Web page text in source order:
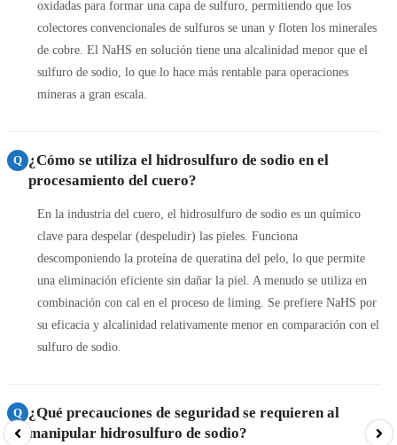
oxidadas para formar una capa de sulfuro, permitiendo que los
colectores convencionales de sulfuros se unan y floten los minerales
de cobre. El NaHS en solución tiene una alcalinidad menor que el
sulfuro de sodio, lo que lo hace más rentable para operaciones
mineras a gran escala.
Q ¿Cómo se utiliza el hidrosulfuro de sodio en el
procesamiento del cuero?
En la industria del cuero, el hidrosulfuro de sodio es un químico
clave para despelar (despeludir) las pieles. Funciona
descomponiendo la proteína de queratina del pelo, lo que permite
una eliminación eficiente sin dañar la piel. A menudo se utiliza en
combinación con cal en el proceso de liming. Se prefiere NaHS por
su eficacia y alcalinidad relativamente menor en comparación con el
sulfuro de sodio.
Q ¿Qué precauciones de seguridad se requieren al
manipular hidrosulfuro de sodio?